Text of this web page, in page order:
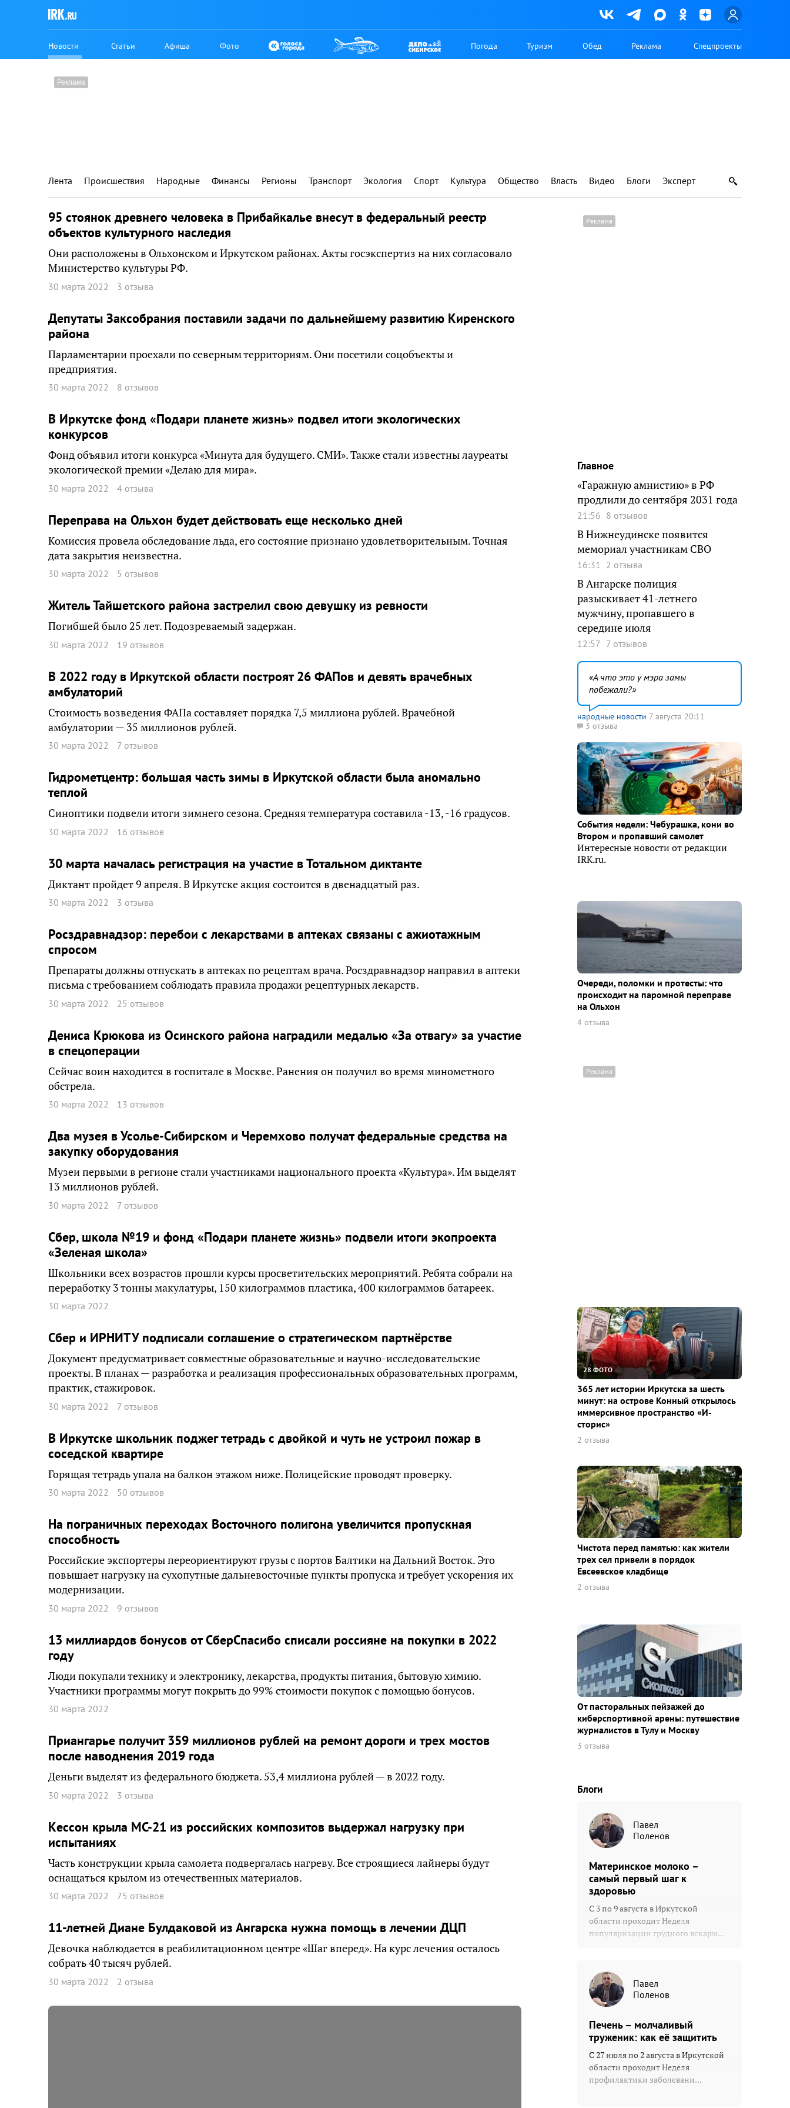
Новости Статьи Афиша Фото Погода Туризм Обед Реклама Спецпроекты
Лента Происшествия Народные Финансы Регионы Транспорт Экология Спорт Культура Общество Власть Видео Блоги Эксперт
95 стоянок древнего человека в Прибайкалье внесут в федеральный реестр
объектов культурного наследия
Они расположены в Ольхонском и Иркутском районах. Акты госэкспертиз на них согласовало
Министерство культуры РФ.
30 марта 2022 3 отзыва
Депутаты Заксобрания поставили задачи по дальнейшему развитию Киренского
района
Парламентарии проехали по северным территориям. Они посетили соцобъекты и
предприятия.
30 марта 2022 8 отзывов
В Иркутске фонд «Подари планете жизнь» подвел итоги экологических
конкурсов
Фонд объявил итоги конкурса «Минута для будущего. СМИ». Также стали известны лауреаты
экологической премии «Делаю для мира».
30 марта 2022 4 отзыва
Переправа на Ольхон будет действовать еще несколько дней
Комиссия провела обследование льда, его состояние признано удовлетворительным. Точная
дата закрытия неизвестна.
30 марта 2022 5 отзывов
Житель Тайшетского района застрелил свою девушку из ревности
Погибшей было 25 лет. Подозреваемый задержан.
30 марта 2022 19 отзывов
В 2022 году в Иркутской области построят 26 ФАПов и девять врачебных
амбулаторий
Стоимость возведения ФАПа составляет порядка 7,5 миллиона рублей. Врачебной
амбулатории — 35 миллионов рублей.
30 марта 2022 7 отзывов
Гидрометцентр: большая часть зимы в Иркутской области была аномально
теплой
Синоптики подвели итоги зимнего сезона. Средняя температура составила -13, -16 градусов.
30 марта 2022 16 отзывов
30 марта началась регистрация на участие в Тотальном диктанте
Диктант пройдет 9 апреля. В Иркутске акция состоится в двенадцатый раз.
30 марта 2022 3 отзыва
Росздравнадзор: перебои с лекарствами в аптеках связаны с ажиотажным
спросом
Препараты должны отпускать в аптеках по рецептам врача. Росздравнадзор направил в аптеки
письма с требованием соблюдать правила продажи рецептурных лекарств.
30 марта 2022 25 отзывов
Дениса Крюкова из Осинского района наградили медалью «За отвагу» за участие
в спецоперации
Сейчас воин находится в госпитале в Москве. Ранения он получил во время минометного
обстрела.
30 марта 2022 13 отзывов
Два музея в Усолье-Сибирском и Черемхово получат федеральные средства на
закупку оборудования
Музеи первыми в регионе стали участниками национального проекта «Культура». Им выделят
13 миллионов рублей.
30 марта 2022 7 отзывов
Сбер, школа №19 и фонд «Подари планете жизнь» подвели итоги экопроекта
«Зеленая школа»
Школьники всех возрастов прошли курсы просветительских мероприятий. Ребята собрали на
переработку 3 тонны макулатуры, 150 килограммов пластика, 400 килограммов батареек.
30 марта 2022
Сбер и ИРНИТУ подписали соглашение о стратегическом партнёрстве
Документ предусматривает совместные образовательные и научно-исследовательские
проекты. В планах — разработка и реализация профессиональных образовательных программ,
практик, стажировок.
30 марта 2022 7 отзывов
В Иркутске школьник поджег тетрадь с двойкой и чуть не устроил пожар в
соседской квартире
Горящая тетрадь упала на балкон этажом ниже. Полицейские проводят проверку.
30 марта 2022 50 отзывов
На пограничных переходах Восточного полигона увеличится пропускная
способность
Российские экспортеры переориентируют грузы с портов Балтики на Дальний Восток. Это
повышает нагрузку на сухопутные дальневосточные пункты пропуска и требует ускорения их
модернизации.
30 марта 2022 9 отзывов
13 миллиардов бонусов от СберСпасибо списали россияне на покупки в 2022
году
Люди покупали технику и электронику, лекарства, продукты питания, бытовую химию.
Участники программы могут покрыть до 99% стоимости покупок с помощью бонусов.
30 марта 2022
Приангарье получит 359 миллионов рублей на ремонт дороги и трех мостов
после наводнения 2019 года
Деньги выделят из федерального бюджета. 53,4 миллиона рублей — в 2022 году.
30 марта 2022 3 отзыва
Kессон крыла МС-21 из российских композитов выдержал нагрузку при
испытаниях
Часть конструкции крыла самолета подвергалась нагреву. Все строящиеся лайнеры будут
оснащаться крылом из отечественных материалов.
30 марта 2022 75 отзывов
11-летней Диане Булдаковой из Ангарска нужна помощь в лечении ДЦП
Девочка наблюдается в реабилитационном центре «Шаг вперед». На курс лечения осталось
собрать 40 тысяч рублей.
30 марта 2022 2 отзыва
Главное
«Гаражную амнистию» в РФ
продлили до сентября 2031 года
21:56 8 отзывов
В Нижнеудинске появится
мемориал участникам СВО
16:31 2 отзыва
В Ангарске полиция
разыскивает 41-летнего
мужчину, пропавшего в
середине июля
12:57 7 отзывов
А что это у мэра замы
побежали?
народные новости 7 августа 20:11
3 отзыва
События недели: Чебурашка, кони во
Втором и пропавший самолет
Интересные новости от редакции
IRK.ru.
Очереди, поломки и протесты: что
происходит на паромной переправе
на Ольхон
4 отзыва
28 ФОТО
365 лет истории Иркутска за шесть
минут: на острове Конный открылось
иммерсивное пространство «И-
сторис»
2 отзыва
Чистота перед памятью: как жители
трех сел привели в порядок
Евсеевское кладбище
2 отзыва
От пасторальных пейзажей до
киберспортивной арены: путешествие
журналистов в Тулу и Москву
3 отзыва
Блоги
Павел
Поленов
Материнское молоко –
самый первый шаг к
здоровью
С 3 по 9 августа в Иркутской
области проходит Неделя
популяризации грудного вскарм...
Павел
Поленов
Печень – молчаливый
труженик: как её защитить
С 27 июля по 2 августа в Иркутской
области проходит Неделя
профилактики заболевани...